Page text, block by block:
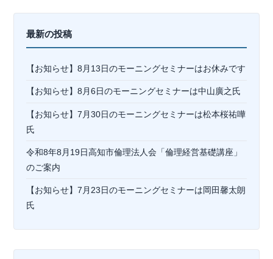
最新の投稿
【お知らせ】8月13日のモーニングセミナーはお休みです
【お知らせ】8月6日のモーニングセミナーは中山廣之氏
【お知らせ】7月30日のモーニングセミナーは松本桜祐嘩
氏
令和8年8月19日高知市倫理法人会「倫理経営基礎講座」
のご案内
【お知らせ】7月23日のモーニングセミナーは岡⽥馨太朗
氏